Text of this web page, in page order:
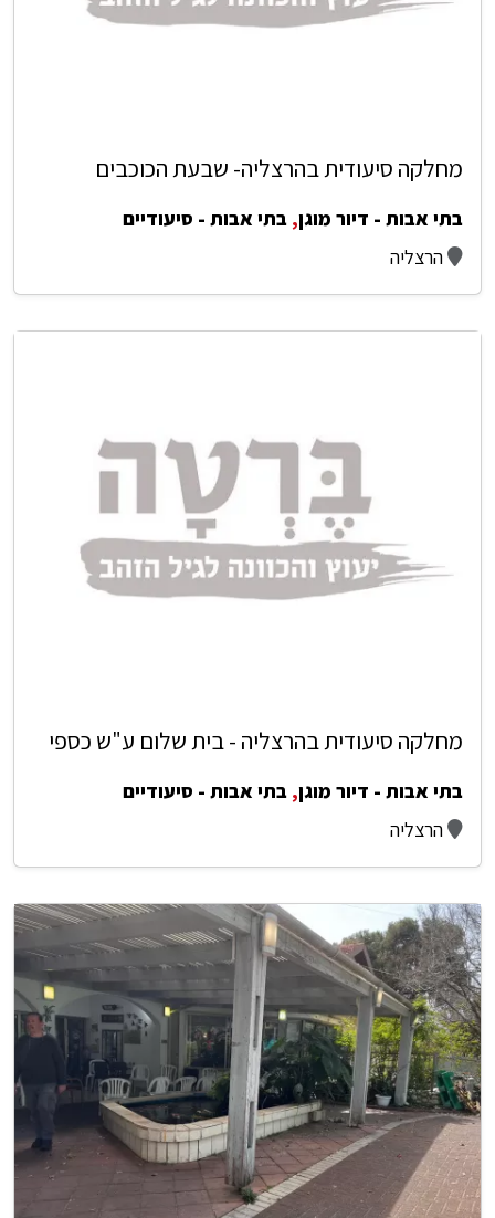
מחלקה סיעודית בהרצליה- שבעת הכוכבים
בתי אבות - דיור מוגן, בתי אבות - סיעודיים
הרצליה
מחלקה סיעודית בהרצליה - בית שלום ע"ש כספי
בתי אבות - דיור מוגן, בתי אבות - סיעודיים
הרצליה